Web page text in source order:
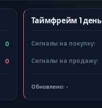
0
0
Таймфрейм 1 день
Сигналы на покупку:
Сигналы на продажу:
Обновлено: -